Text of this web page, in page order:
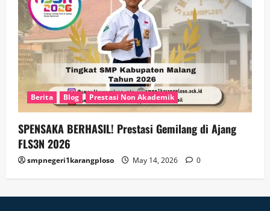
Berita Blog Prestasi Non Akademik
SPENSAKA BERHASIL! Prestasi Gemilang di Ajang
FLS3N 2026
smpnegeri1karangploso May 14, 2026 0